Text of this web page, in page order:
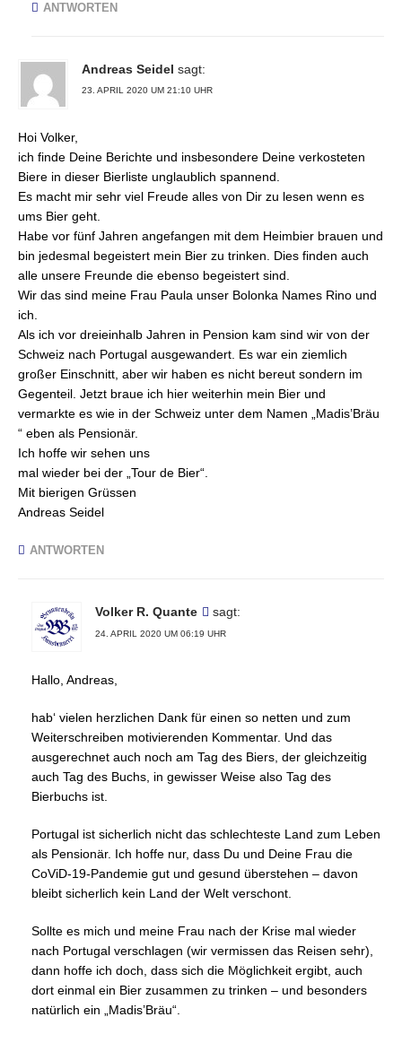
ANTWORTEN
Andreas Seidel sagt:
23. APRIL 2020 UM 21:10 UHR
Hoi Volker,
ich finde Deine Berichte und insbesondere Deine verkosteten
Biere in dieser Bierliste unglaublich spannend.
Es macht mir sehr viel Freude alles von Dir zu lesen wenn es
ums Bier geht.
Habe vor fünf Jahren angefangen mit dem Heimbier brauen und
bin jedesmal begeistert mein Bier zu trinken. Dies finden auch
alle unsere Freunde die ebenso begeistert sind.
Wir das sind meine Frau Paula unser Bolonka Names Rino und
ich.
Als ich vor dreieinhalb Jahren in Pension kam sind wir von der
Schweiz nach Portugal ausgewandert. Es war ein ziemlich
großer Einschnitt, aber wir haben es nicht bereut sondern im
Gegenteil. Jetzt braue ich hier weiterhin mein Bier und
vermarkte es wie in der Schweiz unter dem Namen „Madis’Bräu
“ eben als Pensionär.
Ich hoffe wir sehen uns
mal wieder bei der „Tour de Bier“.
Mit bierigen Grüssen
Andreas Seidel
ANTWORTEN
Volker R. Quante sagt:
24. APRIL 2020 UM 06:19 UHR
Hallo, Andreas,
hab‘ vielen herzlichen Dank für einen so netten und zum
Weiterschreiben motivierenden Kommentar. Und das
ausgerechnet auch noch am Tag des Biers, der gleichzeitig
auch Tag des Buchs, in gewisser Weise also Tag des
Bierbuchs ist.
Portugal ist sicherlich nicht das schlechteste Land zum Leben
als Pensionär. Ich hoffe nur, dass Du und Deine Frau die
CoViD-19-Pandemie gut und gesund überstehen – davon
bleibt sicherlich kein Land der Welt verschont.
Sollte es mich und meine Frau nach der Krise mal wieder
nach Portugal verschlagen (wir vermissen das Reisen sehr),
dann hoffe ich doch, dass sich die Möglichkeit ergibt, auch
dort einmal ein Bier zusammen zu trinken – und besonders
natürlich ein „Madis’Bräu“.